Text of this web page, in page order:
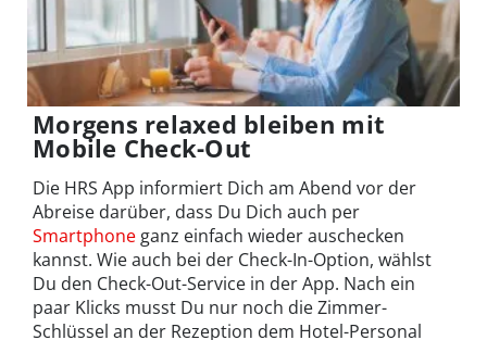
Morgens relaxed bleiben mit
Mobile Check-Out
Die HRS App informiert Dich am Abend vor der
Abreise darüber, dass Du Dich auch per
Smartphone ganz einfach wieder auschecken
kannst. Wie auch bei der Check-In-Option, wählst
Du den Check-Out-Service in der App. Nach ein
paar Klicks musst Du nur noch die Zimmer-
Schlüssel an der Rezeption dem Hotel-Personal